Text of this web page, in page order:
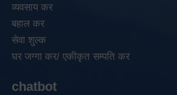
व्यवसाय कर
बहाल कर
सेवा शुल्क
घर जग्गा कर/ एकीकृत सम्पति कर
chatbot